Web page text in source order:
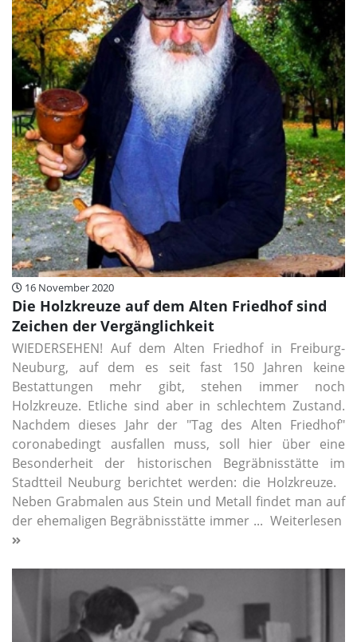
16 November 2020
Die Holzkreuze auf dem Alten Friedhof sind
Zeichen der Vergänglichkeit
WIEDERSEHEN! Auf dem Alten Friedhof in Freiburg-
Neuburg, auf dem es seit fast 150 Jahren keine
Bestattungen mehr gibt, stehen immer noch
Holzkreuze. Etliche sind aber in schlechtem Zustand.
Nachdem dieses Jahr der "Tag des Alten Friedhof"
coronabedingt ausfallen muss, soll hier über eine
Besonderheit der historischen Begräbnisstätte im
Stadtteil Neuburg berichtet werden: die Holzkreuze.
Neben Grabmalen aus Stein und Metall findet man auf
der ehemaligen Begräbnisstätte immer ... Weiterlesen